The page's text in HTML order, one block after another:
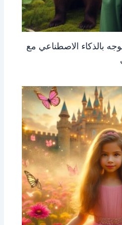
بالذكاء الاصطناعي مع